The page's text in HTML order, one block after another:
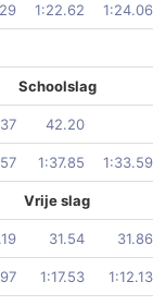
1:22.62 1:24.06
Schoolslag
42.20
1:37.85 1:33.59
Vrije slag
31.54 31.86
1:17.53 1:12.13